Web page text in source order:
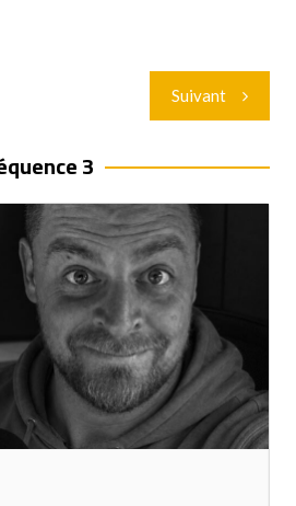
Suivant
3